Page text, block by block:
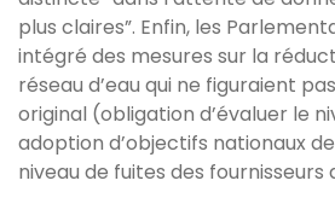
plus claires”. Enfin, les
intégré des mesures sur la
réseau d’eau qui ne figuraient
original (obligation d’évaluer le
adoption d’objectifs nationaux
niveau de fuites des fournisseurs